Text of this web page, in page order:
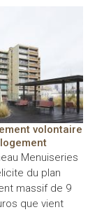
volontaire
Menuiseries
du plan
massif de 9
que vient